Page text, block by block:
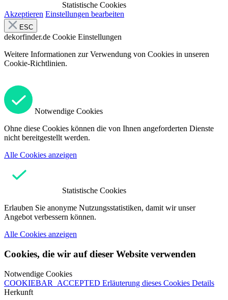
Statistische Cookies
Akzeptieren Einstellungen bearbeiten
ESC
dekorfinder.de Cookie Einstellungen
Weitere Informationen zur Verwendung von Cookies in unseren
Cookie-Richtlinien.
Notwendige Cookies
Ohne diese Cookies können die von Ihnen angeforderten Dienste
nicht bereitgestellt werden.
Alle Cookies anzeigen
Statistische Cookies
Erlauben Sie anonyme Nutzungsstatistiken, damit wir unser
Angebot verbessern können.
Alle Cookies anzeigen
Cookies, die wir auf dieser Website verwenden
Notwendige Cookies
COOKIEBAR_ACCEPTED Erläuterung dieses Cookies Details
Herkunft